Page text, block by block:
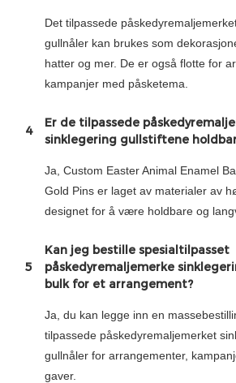
Det tilpassede
gullnåler kan brukes som
hatter og mer. De er også flotte for
kampanjer med påsketema.
4
Er de tilpassede
sinklegering gullstiftene
Ja, Custom Easter Animal Enamel
Gold Pins er laget av materialer av
designet for å være holdbare og
5
Kan jeg bestille spesialtilpasset
påskedyremaljemerke
bulk for et arrangement?
Ja, du kan legge inn en
tilpassede påskedyremaljemerket
gullnåler for arrangementer,
gaver.